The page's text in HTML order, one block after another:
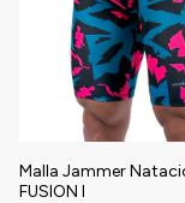
Malla Jammer
FUSION I